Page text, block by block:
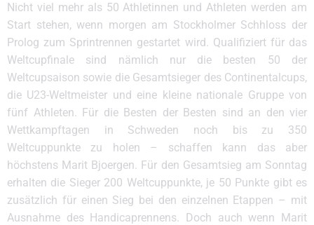
Nicht viel mehr als 50 Athletinnen und Athleten werden am
Start stehen, wenn morgen am Stockholmer Schhloss der
Prolog zum Sprintrennen gestartet wird. Qualifiziert für das
Weltcupfinale sind nämlich nur die besten 50 der
Weltcupsaison sowie die Gesamtsieger des Continentalcups,
die U23-Weltmeister und eine kleine nationale Gruppe von
fünf Athleten. Für die Besten der Besten sind an den vier
Wettkampftagen in Schweden noch bis zu 350
Weltcuppunkte zu holen – schaffen kann das aber
höchstens Marit Bjoergen. Für den Gesamtsieg am Sonntag
erhalten die Sieger 200 Weltcuppunkte, je 50 Punkte gibt es
zusätzlich für einen Sieg bei den einzelnen Etappen – mit
Ausnahme des Handicaprennens. Doch auch wenn Marit